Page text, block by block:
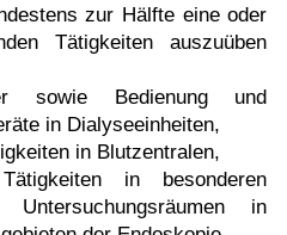
zur Hälfte eine oder
Tätigkeiten auszuüben
sowie Bedienung und
in Dialyseeinheiten,
in Blutzentralen,
in besonderen
Untersuchungsräumen in